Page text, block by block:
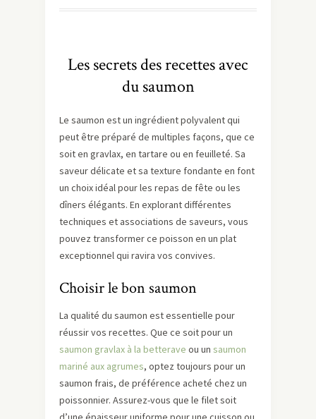
Les secrets des recettes avec
du saumon
Le saumon est un ingrédient polyvalent qui
peut être préparé de multiples façons, que ce
soit en gravlax, en tartare ou en feuilleté. Sa
saveur délicate et sa texture fondante en font
un choix idéal pour les repas de fête ou les
dîners élégants. En explorant différentes
techniques et associations de saveurs, vous
pouvez transformer ce poisson en un plat
exceptionnel qui ravira vos convives.
Choisir le bon saumon
La qualité du saumon est essentielle pour
réussir vos recettes. Que ce soit pour un
saumon gravlax à la betterave ou un saumon
mariné aux agrumes, optez toujours pour un
saumon frais, de préférence acheté chez un
poissonnier. Assurez-vous que le filet soit